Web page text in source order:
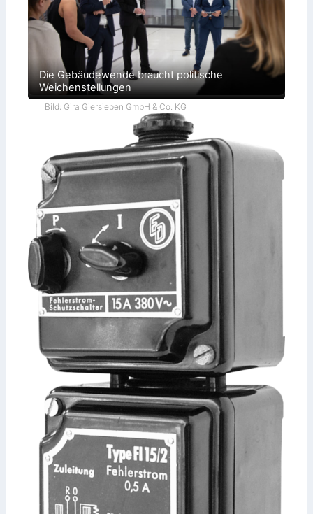
Die Gebäudewende braucht politische
Weichenstellungen
Bild: Gira Giersiepen GmbH & Co. KG